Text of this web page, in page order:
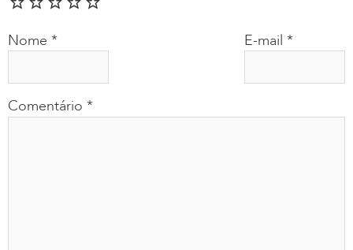
Comentário *
Nome * E-mail *